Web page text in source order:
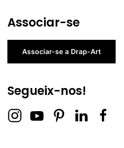
Associar-se
Associar-se a Drap-Art
Segueix-nos!